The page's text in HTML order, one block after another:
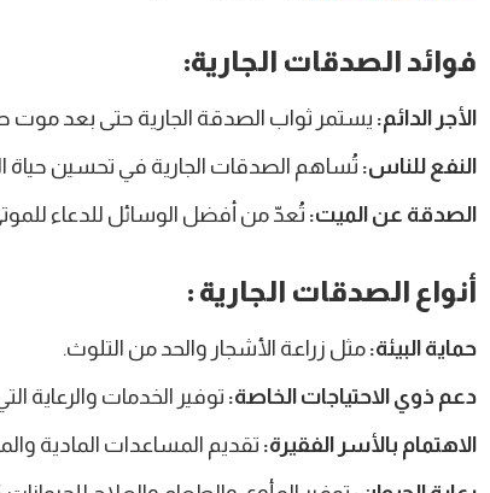
فوائد الصدقات الجارية:
الأجر الدائم: يستمر ثواب الصدقة الجارية حتى بعد موت
النفع للناس: تُساهم الصدقات الجارية في تحسين حياة
الصدقة عن الميت: تُعدّ من أفضل الوسائل للدعاء
أنواع الصدقات الجارية :
حماية البيئة: مثل زراعة الأشجار والحد من التلوث.
دعم ذوي الاحتياجات الخاصة: توفير الخدمات والرعاية
الاهتمام بالأسر الفقيرة: تقديم المساعدات المادية